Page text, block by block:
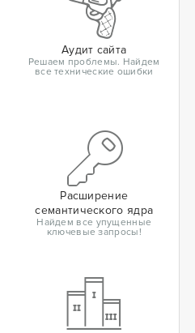
Аудит сайта
Решаем проблемы. Найдем
все технические ошибки
Расширение
семантического ядра
Найдем все упущенные
ключевые запросы!